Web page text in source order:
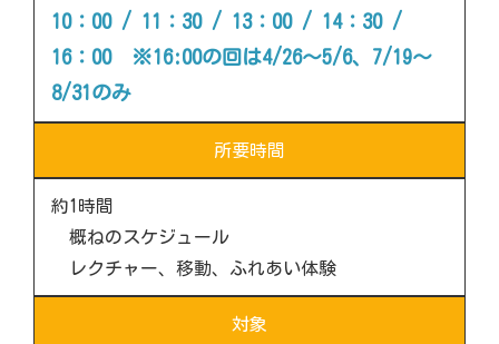
10：00 / 11：30 / 13：00 / 14：30 /
16：00 ※16:00の回は4/26～5/6、7/19～
8/31のみ
所要時間
約1時間
概ねのスケジュール
レクチャー、移動、ふれあい体験
対象